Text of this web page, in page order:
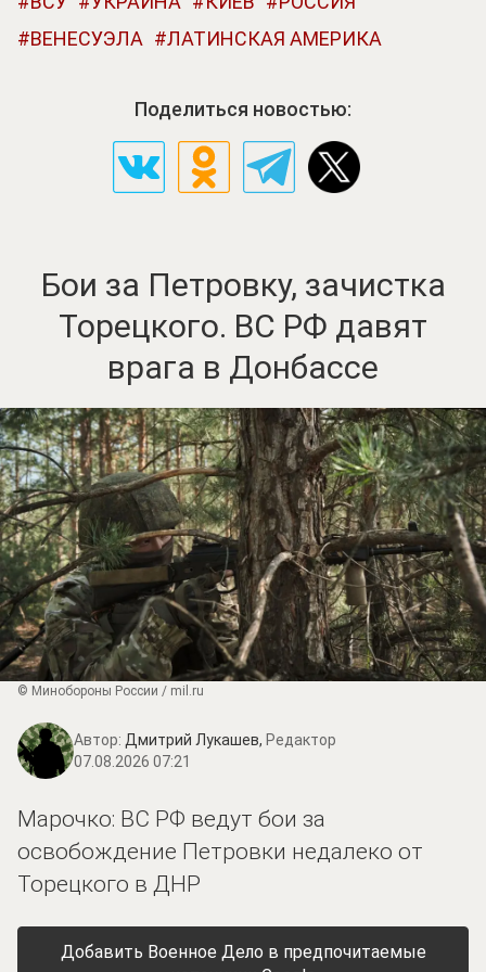
ВЕНЕСУЭЛА
ЛАТИНСКАЯ АМЕРИКА
Поделиться новостью:
Бои за Петровку, зачистка
Торецкого. ВС РФ давят
врага в Донбассе
© Минобороны России / mil.ru
Автор: Дмитрий Лукашев, Редактор
07.08.2026 07:21
Марочко: ВС РФ ведут бои за
освобождение Петровки недалеко от
Торецкого в ДНР
Добавить Военное Дело в предпочитаемые